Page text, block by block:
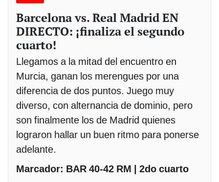
Barcelona vs. Real Madrid EN
DIRECTO: ¡finaliza el segundo
cuarto!
Llegamos a la mitad del encuentro en
Murcia, ganan los merengues por una
diferencia de dos puntos. Juego muy
diverso, con alternancia de dominio, pero
son finalmente los de Madrid quienes
lograron hallar un buen ritmo para ponerse
adelante.
Marcador: BAR 40-42 RM | 2do cuarto